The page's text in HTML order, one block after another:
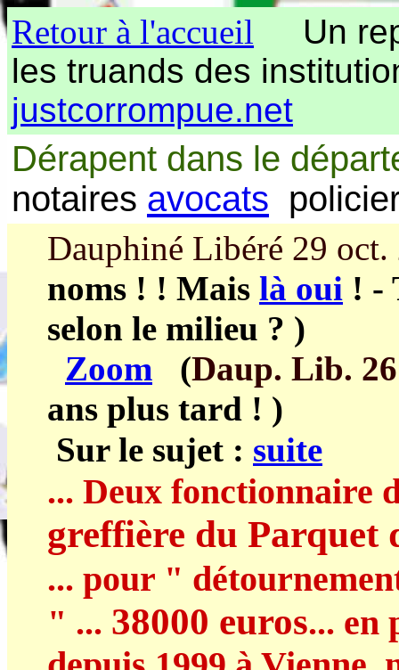
Retour à l'accueil Un
les truands des
justcorrompue.net
Dérapent dans le
notaires avocats
Dauphiné Libéré 29 oct.
noms ! ! Mais là oui ! -
selon le milieu ? )
Zoom
(Daup. Lib.
ans plus tard ! )
Sur le sujet : suite
... Deux fonctionnaire
greffière du Parquet
... pour "
" ... 38000 euros... en